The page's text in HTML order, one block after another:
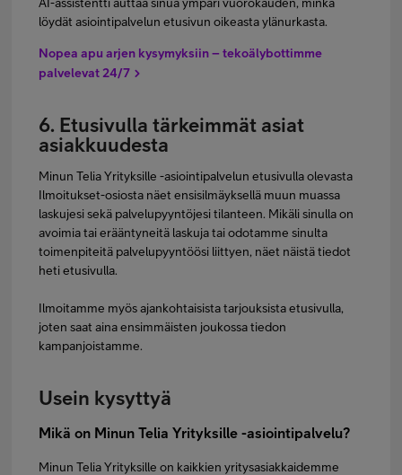
löydät asiointipalvelun etusivun oikeasta ylänurkasta.
Nopea apu arjen kysymyksiin – tekoälybottimme
palvelevat 24/7
6. Etusivulla tärkeimmät asiat
asiakkuudesta
Minun Telia Yrityksille -asiointipalvelun etusivulla olevasta
Ilmoitukset-osiosta näet ensisilmäyksellä muun muassa
laskujesi sekä palvelupyyntöjesi tilanteen. Mikäli sinulla on
avoimia tai erääntyneitä laskuja tai odotamme sinulta
toimenpiteitä palvelupyyntöösi liittyen, näet näistä tiedot
heti etusivulla.
Ilmoitamme myös ajankohtaisista tarjouksista etusivulla,
joten saat aina ensimmäisten joukossa tiedon
kampanjoistamme.
Usein kysyttyä
Mikä on Minun Telia Yrityksille -asiointipalvelu?
Minun Telia Yrityksille on kaikkien yritysasiakkaidemme